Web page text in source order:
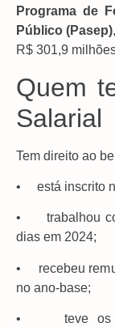
Programa de
Público (Pasep)
R$ 301,9
Quem
Salarial
Tem direito ao
• está inscrito
• trabalhou
dias em 2024;
• recebeu
no ano-base;
• teve os